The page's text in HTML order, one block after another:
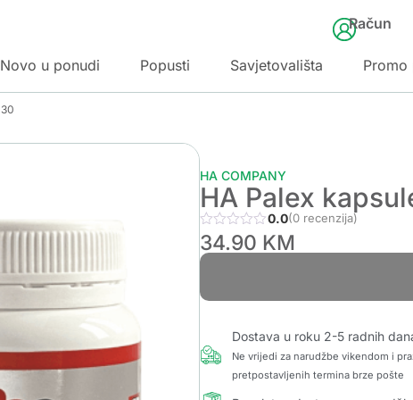
Račun
Novo u ponudi Popusti Savjetovališta Promo
HA COMPANY
HA Palex
0.0(0 recenzija)
34.90 KM
Dostava u roku 2-5 radnih
Ne vrijedi za narudžbe vikendom i
pretpostavljenih termina brze pošte